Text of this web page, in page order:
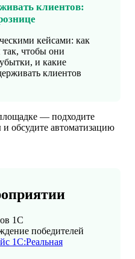
клиентов:
кейсами: как
так, чтобы они
и какие
клиентов
— подходите
обсудите автоматизацию
1С
победителей
1С:Реальная